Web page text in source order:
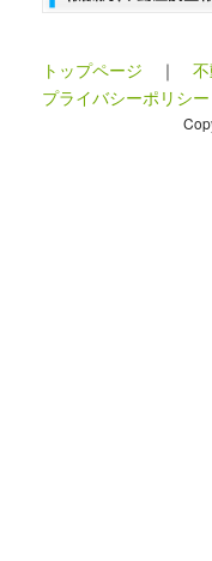
トップページ ｜
プライバシーポリシー